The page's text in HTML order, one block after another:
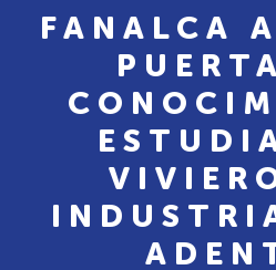
FANALCA